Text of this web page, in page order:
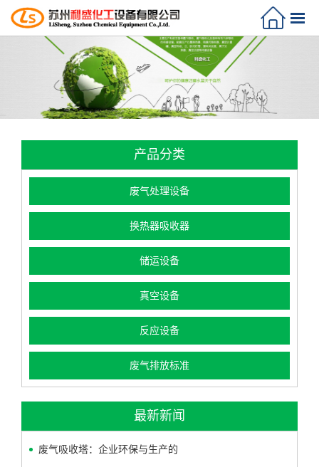
产品分类
废气处理设备
换热器吸收器
储运设备
真空设备
反应设备
废气排放标准
最新新闻
废气吸收塔：企业环保与生产的